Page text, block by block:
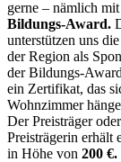
gerne – nämlich
Bildungs-Award.
unterstützen uns
der Region als
der Bildungs-
ein Zertifikat, das
Wohnzimmer
Der Preisträger
Preisträgerin erhält
in Höhe von 200 €.